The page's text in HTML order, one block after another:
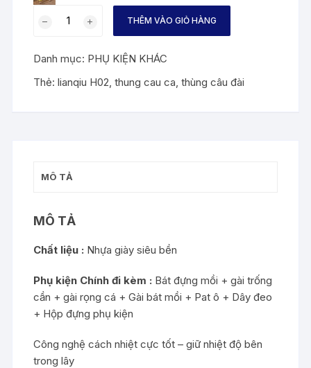
Lianqiu
H02
THÊM VÀO GIỎ HÀNG
Danh mục: PHỤ KIỆN KHÁC
Thẻ:lianqiu H02,thung cau ca,thùng câu đài
MÔ TẢ
MÔ TẢ
Chất liệu : Nhựa giày siêu bền
Phụ kiện Chính đi kèm : Bát đựng mồi + gài trống
cần + gài rọng cá + Gài bát mồi + Pat ô + Dây đeo
+ Hộp đựng phụ kiện
Công nghệ cách nhiệt cực tốt – giữ nhiệt độ bên
trong lây